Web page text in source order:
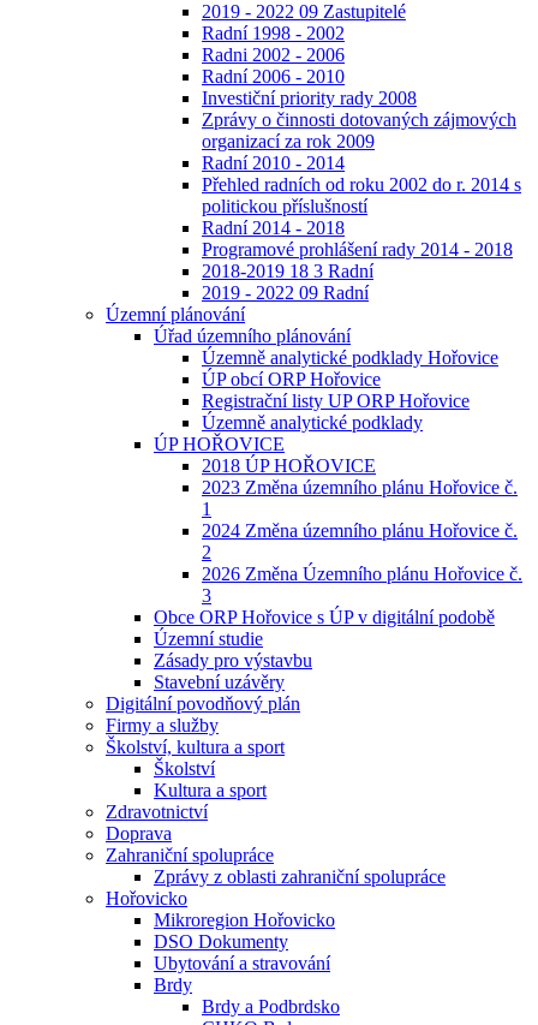
2019 - 2022 09 Zastupitelé
Radní 1998 - 2002
Radni 2002 - 2006
Radní 2006 - 2010
Investiční priority rady 2008
Zprávy o činnosti dotovaných zájmových
organizací za rok 2009
Radní 2010 - 2014
Přehled radních od roku 2002 do r. 2014 s
politickou příslušností
Radní 2014 - 2018
Programové prohlášení rady 2014 - 2018
2018-2019 18 3 Radní
2019 - 2022 09 Radní
Územní plánování
Úřad územního plánování
Územně analytické podklady Hořovice
ÚP obcí ORP Hořovice
Registrační listy UP ORP Hořovice
Územně analytické podklady
ÚP HOŘOVICE
2018 ÚP HOŘOVICE
2023 Změna územního plánu Hořovice č.
1
2024 Změna územního plánu Hořovice č.
2
2026 Změna Územního plánu Hořovice č.
3
Obce ORP Hořovice s ÚP v digitální podobě
Územní studie
Zásady pro výstavbu
Stavební uzávěry
Digitální povodňový plán
Firmy a služby
Školství, kultura a sport
Školství
Kultura a sport
Zdravotnictví
Doprava
Zahraniční spolupráce
Zprávy z oblasti zahraniční spolupráce
Hořovicko
Mikroregion Hořovicko
DSO Dokumenty
Ubytování a stravování
Brdy
Brdy a Podbrdsko